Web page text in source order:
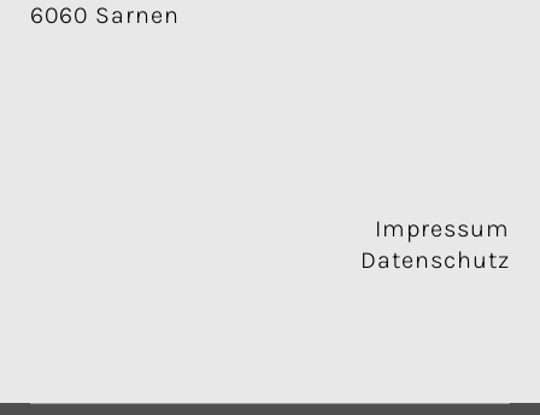
6060 Sarnen
Impressum
Datenschutz